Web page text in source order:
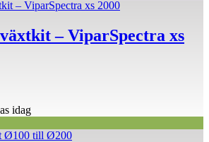
– ViparSpectra xs
idag